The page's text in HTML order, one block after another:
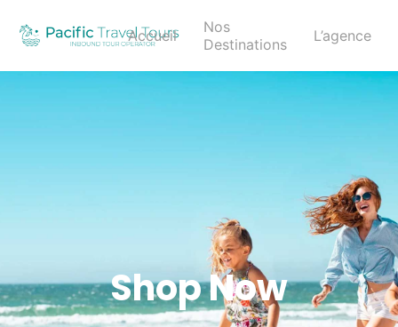
Accueil
Nos
Destinations
L’agence
Shop Now